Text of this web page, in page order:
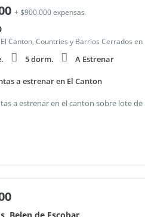
+ $900.000 expensas
Canton, Countries y Barrios Cerrados en
5 dorm. A Estrenar
a estrenar en El Canton